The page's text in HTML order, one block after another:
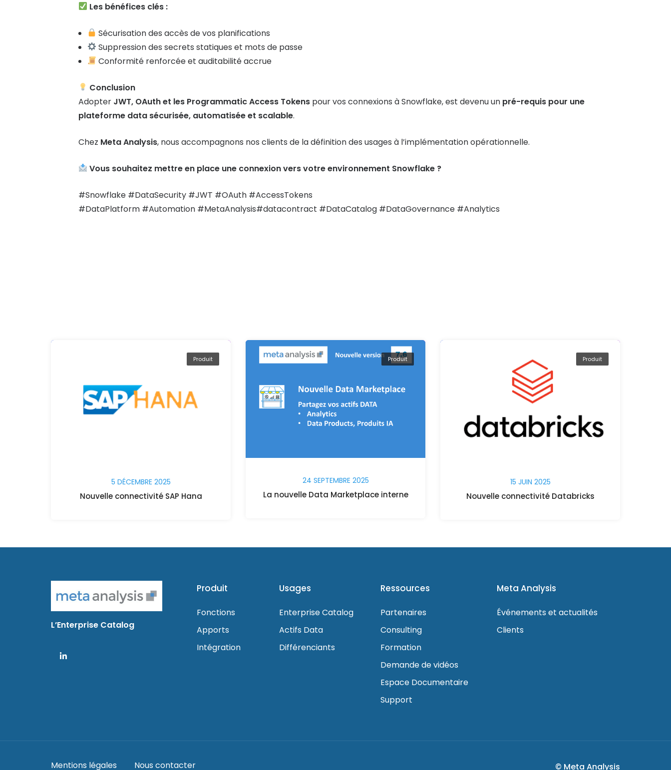
Les bénéfices clés :
Sécurisation des accès de vos planifications
Suppression des secrets statiques et mots de passe
Conformité renforcée et auditabilité accrue
Conclusion
Adopter JWT, OAuth et les Programmatic Access Tokens pour vos connexions à Snowflake, est devenu un pré-requis pour une
plateforme data sécurisée, automatisée et scalable.
Chez Meta Analysis, nous accompagnons nos clients de la définition des usages à l’implémentation opérationnelle.
Vous souhaitez mettre en place une connexion vers votre environnement Snowflake ?
#Snowflake #DataSecurity #JWT #OAuth #AccessTokens
#DataPlatform #Automation #MetaAnalysis#datacontract #DataCatalog #DataGovernance #Analytics
Produit
5 DÉCEMBRE 2025
Nouvelle connectivité SAP Hana
Produit
24 SEPTEMBRE 2025
La nouvelle Data Marketplace interne
Produit
15 JUIN 2025
Nouvelle connectivité Databricks
L’Enterprise Catalog
Produit
Fonctions
Apports
Intégration
Usages
Enterprise Catalog
Actifs Data
Différenciants
Ressources
Partenaires
Consulting
Formation
Demande de vidéos
Espace Documentaire
Support
Meta Analysis
Événements et actualités
Clients
Mentions légales Nous contacter © Meta Analysis